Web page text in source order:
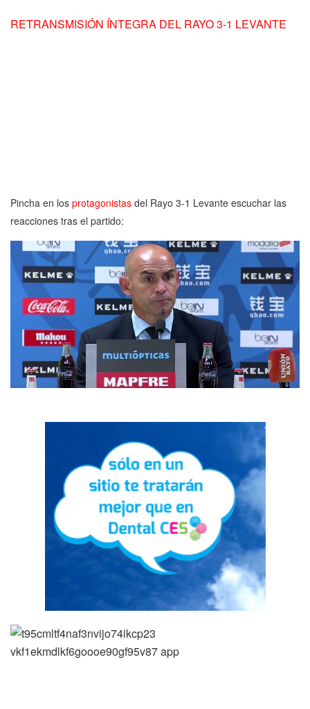
RETRANSMISIÓN ÍNTEGRA DEL RAYO 3-1 LEVANTE
Pincha en los protagonistas del Rayo 3-1 Levante escuchar las
reacciones tras el partido: